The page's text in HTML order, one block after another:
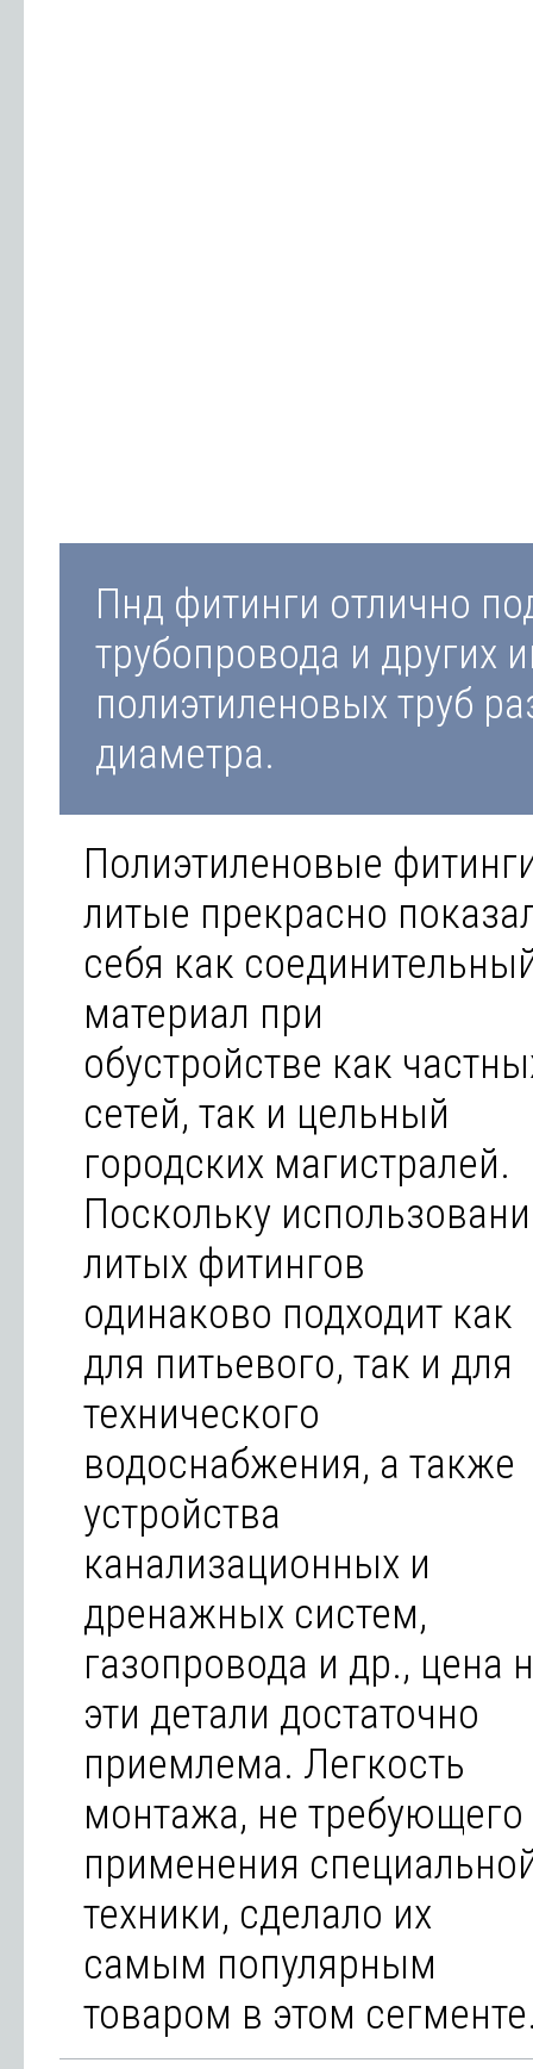
Пнд фитинги отлично
трубопровода и других
полиэтиленовых труб
диаметра.
Полиэтиленовые
литые прекрасно
себя как
материал при
обустройстве как
сетей, так и цельный
городских магистралей.
Поскольку
литых фитингов
одинаково подходит как
для питьевого, так и для
технического
водоснабжения, а также
устройства
канализационных и
дренажных систем,
газопровода и др., цена
эти детали достаточно
приемлема. Легкость
монтажа, не требующего
применения
техники, сделало их
самым популярным
товаром в этом